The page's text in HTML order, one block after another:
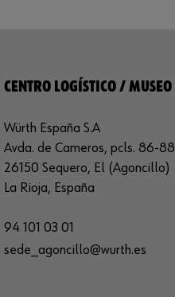
CENTRO LOGÍSTICO / MUSEO
Würth España S.A
Avda. de Cameros, pcls. 86-88
26150 Sequero, El (Agoncillo)
La Rioja, España
94 101 03 01
sede_agoncillo@wurth.es